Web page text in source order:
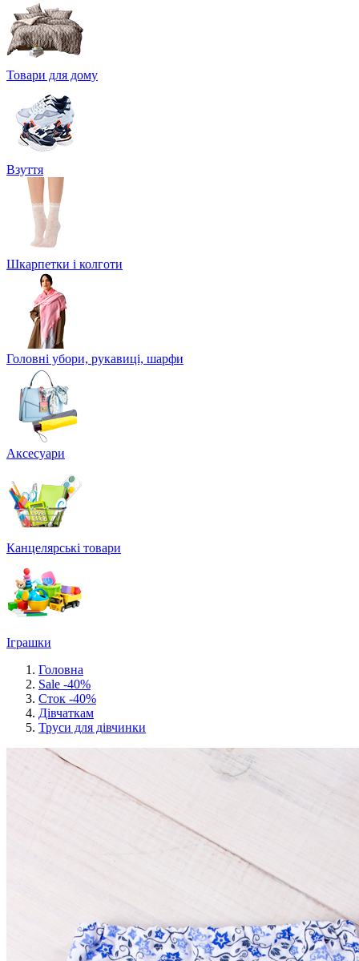
Товари для дому
Взуття
Шкарпетки і колготи
Головні убори, рукавиці, шарфи
Аксесуари
Канцелярські товари
Іграшки
Головна
Sale -40%
Сток -40%
Дівчаткам
Труси для дівчинки